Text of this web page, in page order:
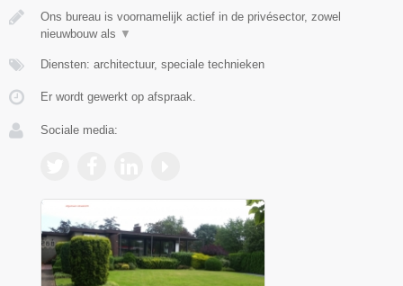
Ons bureau is voornamelijk actief in de privésector, zowel
nieuwbouw als ▼
Diensten: architectuur, speciale technieken
Er wordt gewerkt op afspraak.
Sociale media: